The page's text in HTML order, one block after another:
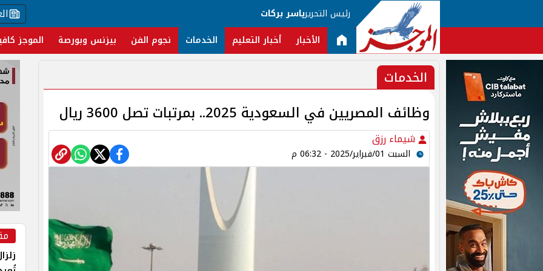
رئيس التحريرياسر بركات
الأخبار أخبار التعليم الخدمات نجوم الفن بيزنس وبورصة الموجز
الخدمات
وظائف المصريين في السعودية 2025.. بمرتبات تصل 3600 ريال
شيماء رزق
السبت 01/فبراير/2025 - 06:32 م